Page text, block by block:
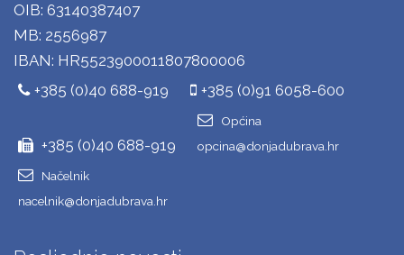
OIB: 63140387407
MB: 2556987
IBAN: HR5523900011807800006
+385 (0)40 688-919
+385 (0)91 6058-600
+385 (0)40 688-919
Općina
opcina@donjadubrava.hr
Načelnik
nacelnik@donjadubrava.hr